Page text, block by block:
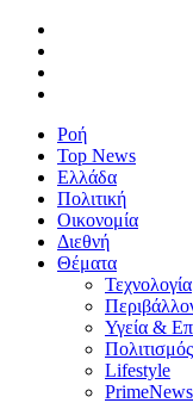
Ροή
Top News
Ελλάδα
Πολιτική
Οικονομία
Διεθνή
Θέματα
Τεχνολογία
Υγεία &
Πολιτισμός
Lifestyle